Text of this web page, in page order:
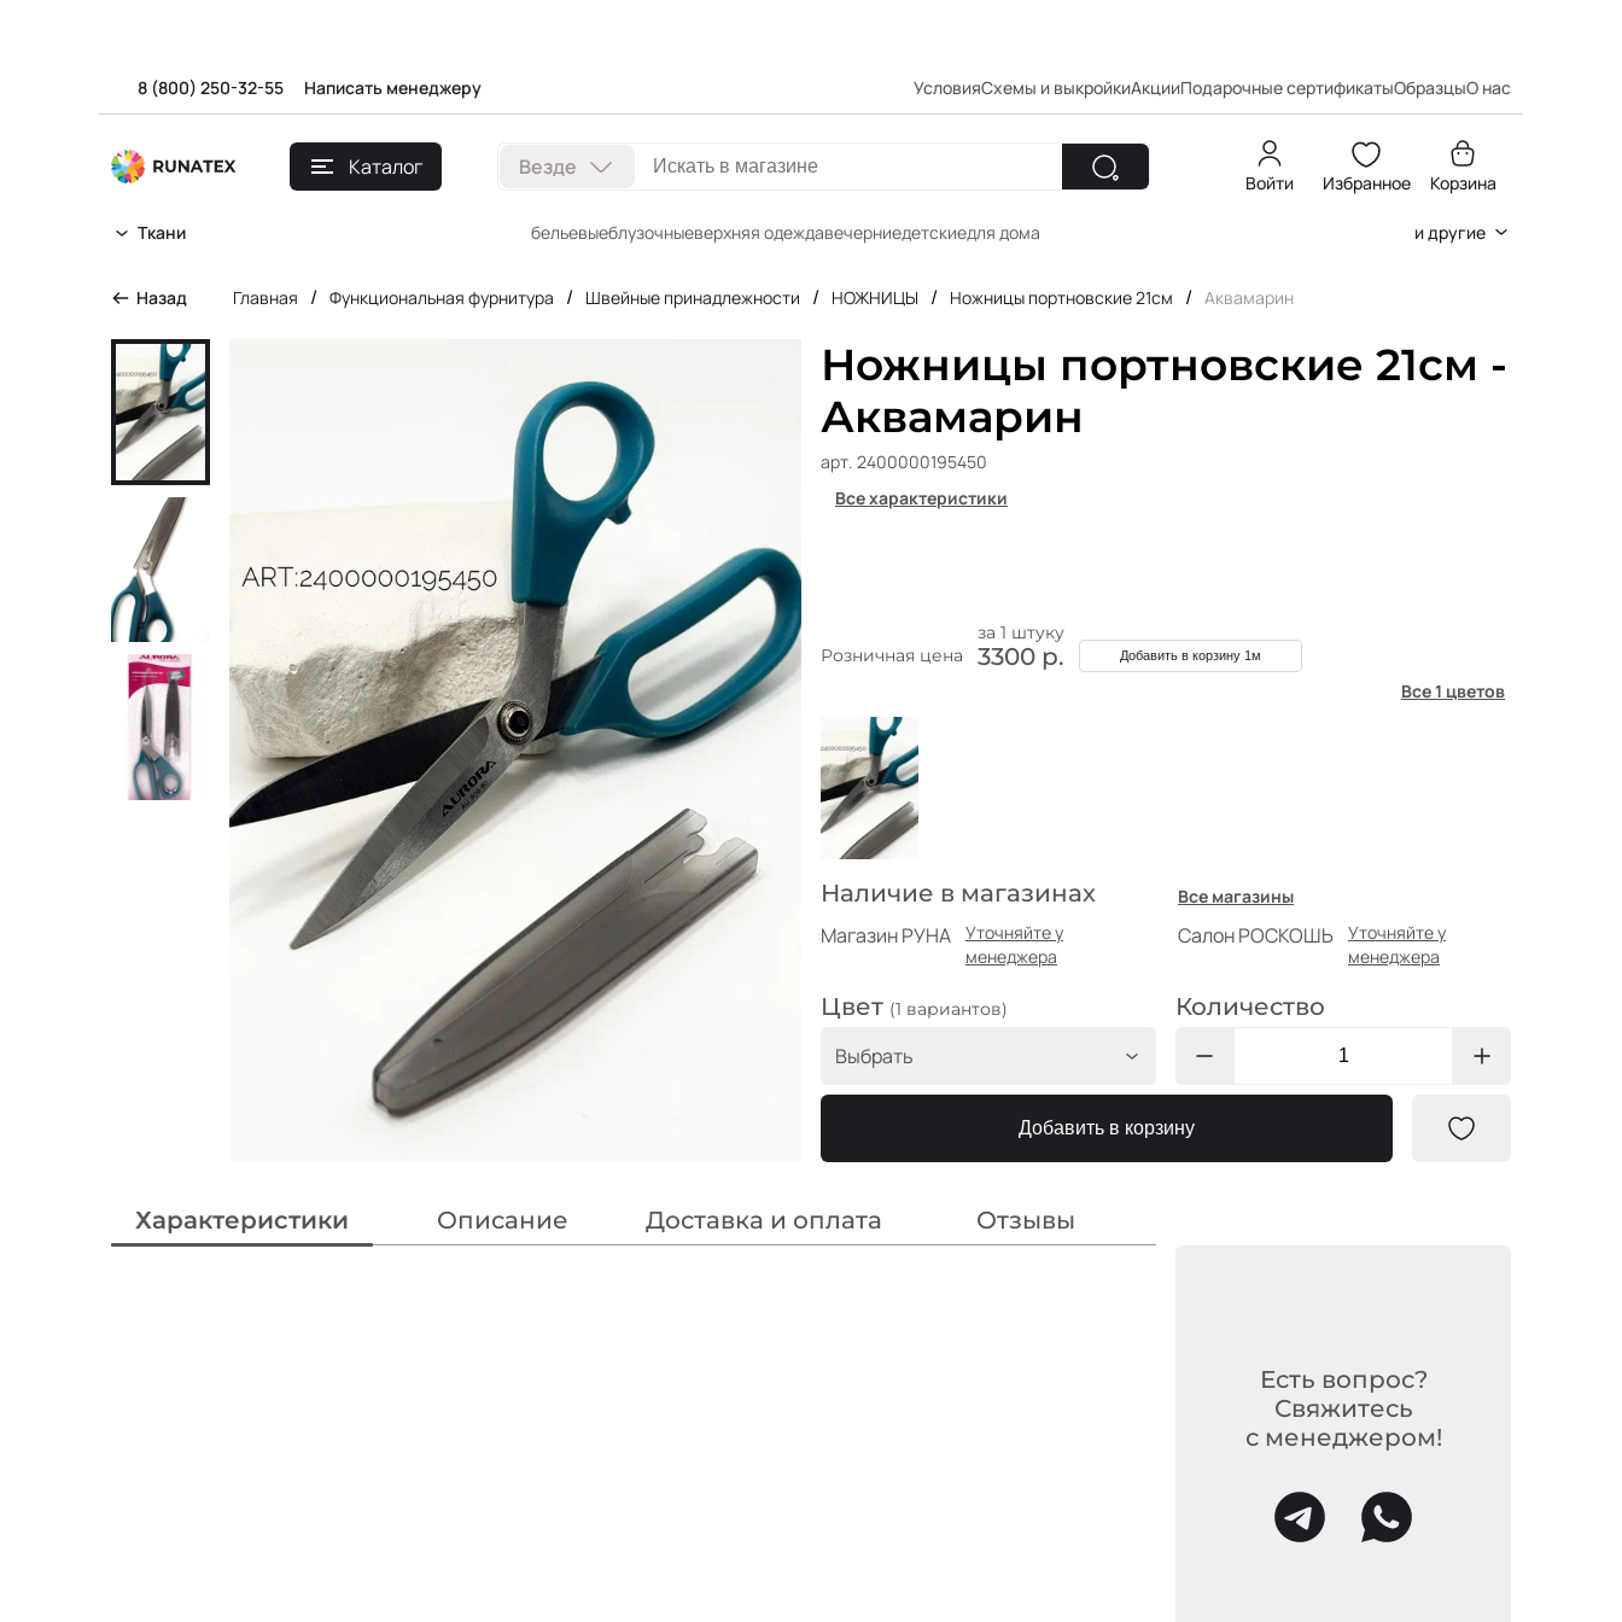
8 (800) 250-32-55 Написать менеджеру УсловияСхемы и выкройкиАкцииПодарочные сертификатыОбразцыО нас
Каталог Везде
Войти Избранное Корзина
Ткани бельевыеблузочныеверхняя одеждавечерниедетскиедля дома и другие
Назад Главная / Функциональная фурнитура / Швейные принадлежности / НОЖНИЦЫ / Ножницы портновские 21см / Аквамарин
Ножницы портновские 21см -
Аквамарин
арт. 2400000195450
Все характеристики
за 1 штуку
Розничная цена
3300 р. Добавить в корзину 1м
Все 1 цветов
Наличие в магазинах Все магазины
Магазин РУНА
Уточняйте у
менеджера
Салон РОСКОШЬ
Уточняйте у
менеджера
Цвет (1 вариантов)
Выбрать
Аквамарин 2400000195450
Количество
Добавить в корзину
Характеристики Описание Доставка и оплата Отзывы
Есть вопрос?
Свяжитесь
с менеджером!